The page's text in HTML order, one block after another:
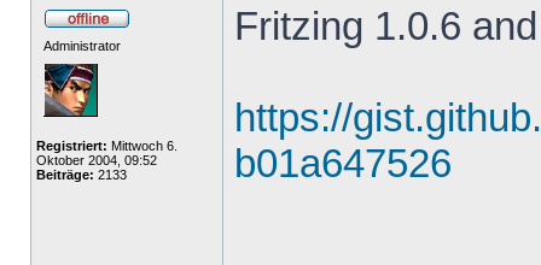
Administrator
Registriert: Mittwoch 6.
Oktober 2004, 09:52
Beiträge: 2133
Fritzing 1.0.6
https://
b01a647526